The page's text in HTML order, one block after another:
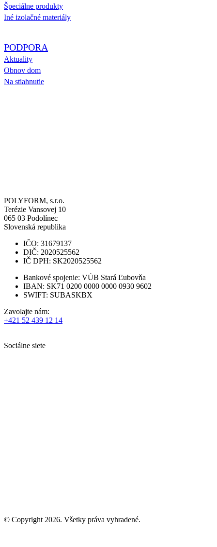
Špeciálne produkty
Iné izolačné materiály
PODPORA
Aktuality
Obnov dom
Na stiahnutie
POLYFORM, s.r.o.
Terézie Vansovej 10
065 03 Podolínec
Slovenská republika
IČO: 31679137
DIČ: 2020525562
IČ DPH: SK2020525562
Bankové spojenie: VÚB Stará Ľubovňa
IBAN: SK71 0200 0000 0000 0930 9602
SWIFT: SUBASKBX
Zavolajte nám:
+421 52 439 12 14
Sociálne siete
© Copyright 2026. Všetky práva vyhradené.